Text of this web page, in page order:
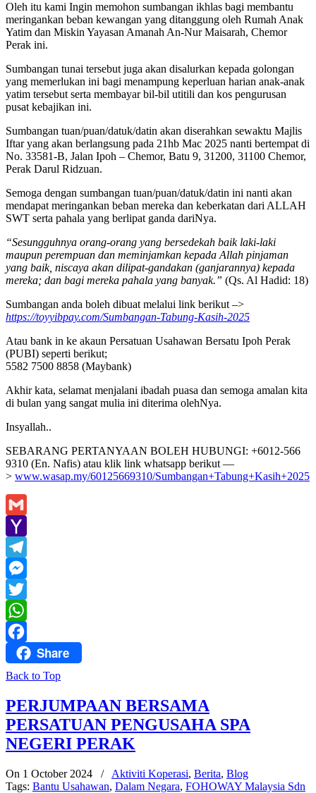
Oleh itu kami Ingin memohon sumbangan ikhlas bagi membantu
meringankan beban kewangan yang ditanggung oleh Rumah Anak
Yatim dan Miskin Yayasan Amanah An-Nur Maisarah, Chemor
Perak ini.
Sumbangan tunai tersebut juga akan disalurkan kepada golongan
yang memerlukan ini bagi menampung keperluan harian anak-anak
yatim tersebut serta membayar bil-bil utitili dan kos pengurusan
pusat kebajikan ini.
Sumbangan tuan/puan/datuk/datin akan diserahkan sewaktu Majlis
Iftar yang akan berlangsung pada 21hb Mac 2025 nanti bertempat di
No. 33581-B, Jalan Ipoh – Chemor, Batu 9, 31200, 31100 Chemor,
Perak Darul Ridzuan.
Semoga dengan sumbangan tuan/puan/datuk/datin ini nanti akan
mendapat meringankan beban mereka dan keberkatan dari ALLAH
SWT serta pahala yang berlipat ganda dariNya.
“Sesungguhnya orang-orang yang bersedekah baik laki-laki
maupun perempuan dan meminjamkan kepada Allah pinjaman
yang baik, niscaya akan dilipat-gandakan (ganjarannya) kepada
mereka; dan bagi mereka pahala yang banyak.” (Qs. Al Hadid: 18)
Sumbangan anda boleh dibuat melalui link berikut –>
https://toyyibpay.com/Sumbangan-Tabung-Kasih-2025
Atau bank in ke akaun Persatuan Usahawan Bersatu Ipoh Perak
(PUBI) seperti berikut;
5582 7500 8858 (Maybank)
Akhir kata, selamat menjalani ibadah puasa dan semoga amalan kita
di bulan yang sangat mulia ini diterima olehNya.
Insyallah..
SEBARANG PERTANYAAN BOLEH HUBUNGI: +6012-566
9310 (En. Nafis) atau klik link whatsapp berikut —
> www.wasap.my/60125669310/Sumbangan+Tabung+Kasih+2025
Gmail
Yahoo
Mail
Telegram
Messenger
Twitter
WhatsApp
FacebookShare
Back to Top
PERJUMPAAN BERSAMA
PERSATUAN PENGUSAHA SPA
NEGERI PERAK
On 1 October 2024 / Aktiviti Koperasi, Berita, Blog
Tags: Bantu Usahawan, Dalam Negara, FOHOWAY Malaysia Sdn